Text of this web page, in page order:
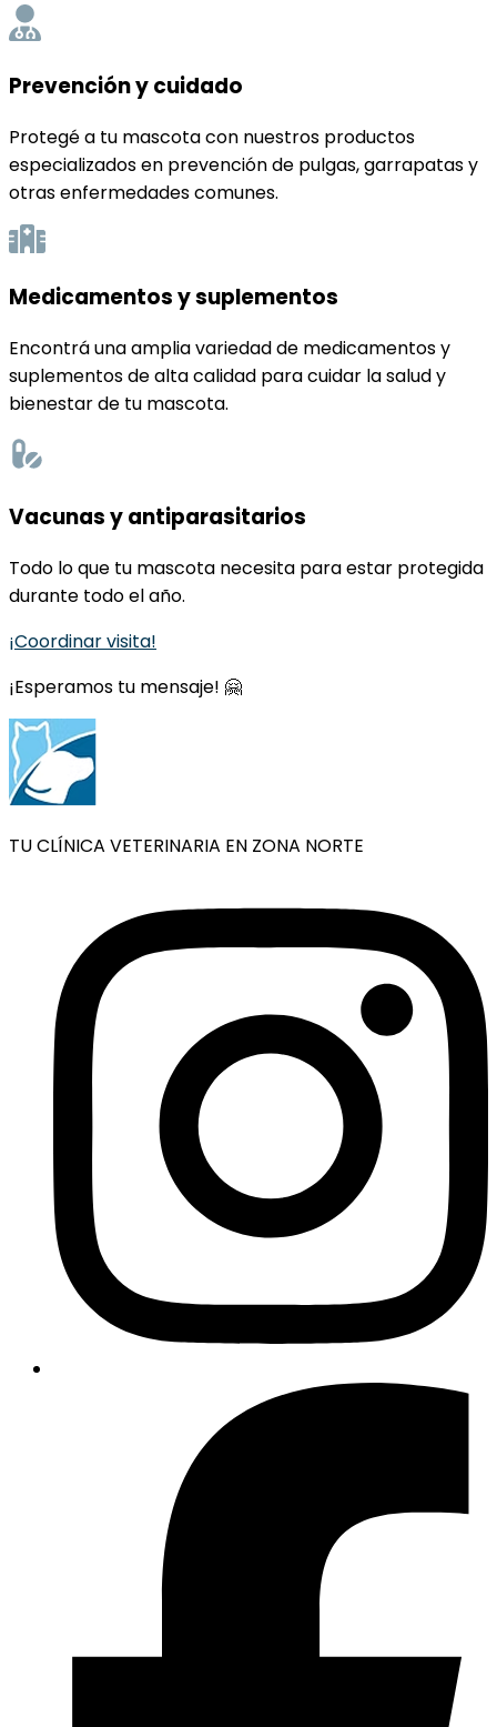
Prevención y cuidado
Protegé a tu mascota con nuestros productos
especializados en prevención de pulgas, garrapatas y
otras enfermedades comunes.
Medicamentos y suplementos
Encontrá una amplia variedad de medicamentos y
suplementos de alta calidad para cuidar la salud y
bienestar de tu mascota.
Vacunas y antiparasitarios
Todo lo que tu mascota necesita para estar protegida
durante todo el año.
¡Coordinar visita!
¡Esperamos tu mensaje! 🤗
TU CLÍNICA VETERINARIA EN ZONA NORTE